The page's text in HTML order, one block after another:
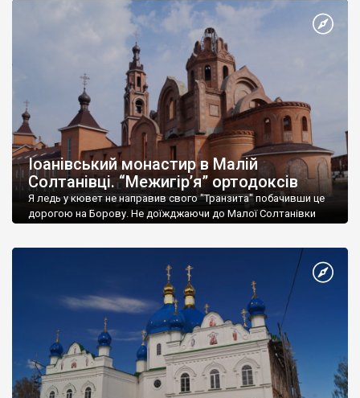
Іоанівський монастир в Малій
Солтанівці. “Межигір’я” ортодоксів
Я ледь у кювет не направив свого "Транзита" побачивши це
дорогою на Борову. Не доїжджаючи до Малої Солтанівки